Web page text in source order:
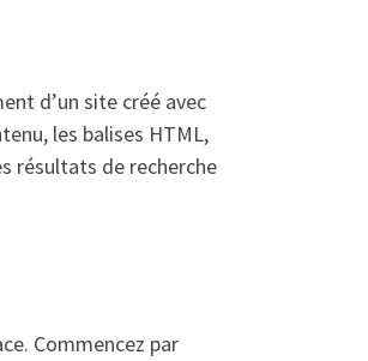
d’un site créé avec
les balises HTML,
résultats de recherche
Commencez par